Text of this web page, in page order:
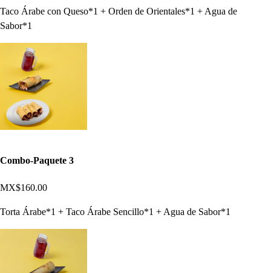
Taco Árabe con Queso*1 + Orden de Orientales*1 + Agua de
Sabor*1
Combo-Paquete 3
MX$160.00
Torta Árabe*1 + Taco Árabe Sencillo*1 + Agua de Sabor*1